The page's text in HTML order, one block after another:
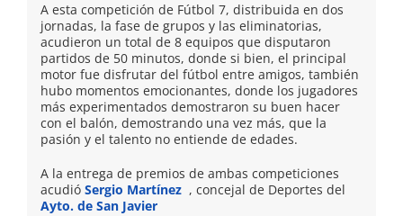
A esta competición de Fútbol 7, distribuida en dos
jornadas, la fase de grupos y las eliminatorias,
acudieron un total de 8 equipos que disputaron
partidos de 50 minutos, donde si bien, el principal
motor fue disfrutar del fútbol entre amigos, también
hubo momentos emocionantes, donde los jugadores
más experimentados demostraron su buen hacer
con el balón, demostrando una vez más, que la
pasión y el talento no entiende de edades.
A la entrega de premios de ambas competiciones
acudió Sergio Martínez , concejal de Deportes del
Ayto. de San Javier